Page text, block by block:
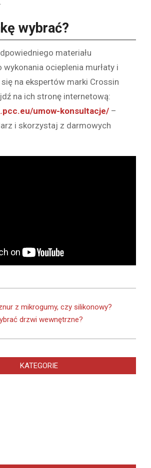
wybrać?
materiału
ocieplenia murłaty i
na ekspertów marki Crossin
na ich stronę internetową:
umow-konsultacje/ –
i skorzystaj z darmowych
z mikrogumy, czy silikonowy?
drzwi wewnętrzne?
KATEGORIE